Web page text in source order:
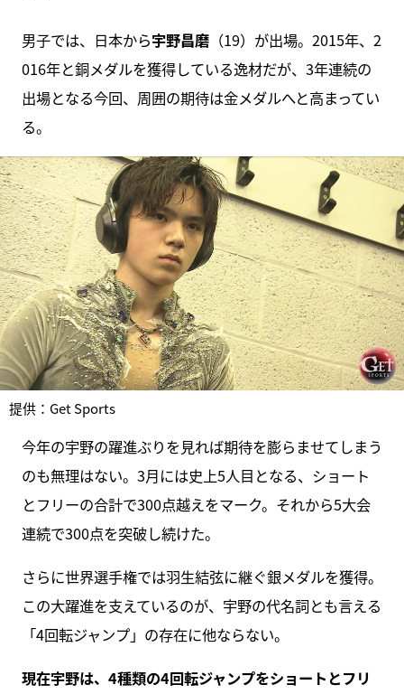
男子では、日本から宇野昌磨（19）が出場。2015年、2
016年と銅メダルを獲得している逸材だが、3年連続の
出場となる今回、周囲の期待は金メダルへと高まってい
る。
提供：Get Sports
今年の宇野の躍進ぶりを見れば期待を膨らませてしまう
のも無理はない。3月には史上5人目となる、ショート
とフリーの合計で300点越えをマーク。それから5大会
連続で300点を突破し続けた。
さらに世界選手権では羽生結弦に継ぐ銀メダルを獲得。
この大躍進を支えているのが、宇野の代名詞とも言える
「4回転ジャンプ」の存在に他ならない。
現在宇野は、4種類の4回転ジャンプをショートとフリ